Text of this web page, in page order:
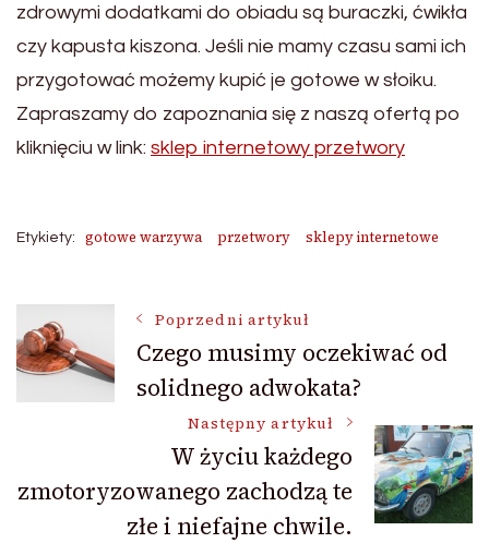
zdrowymi dodatkami do obiadu są buraczki, ćwikła
czy kapusta kiszona. Jeśli nie mamy czasu sami ich
przygotować możemy kupić je gotowe w słoiku.
Zapraszamy do zapoznania się z naszą ofertą po
kliknięciu w link: sklep internetowy przetwory
Etykiety: gotowe warzywa przetwory sklepy internetowe
Nawigacja
wpisu
Poprzedni artykuł
Czego musimy oczekiwać od
solidnego adwokata?
Następny artykuł
W życiu każdego
zmotoryzowanego zachodzą te
złe i niefajne chwile.